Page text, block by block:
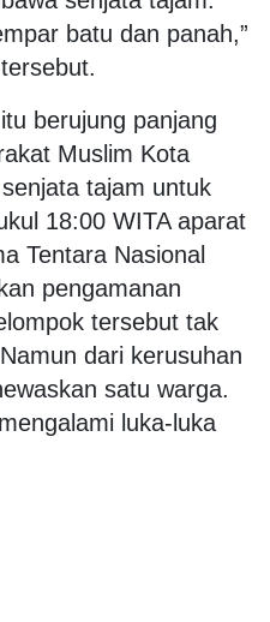
batu dan panah,”
berujung panjang
Muslim Kota
tajam untuk
18:00 WITA aparat
Tentara Nasional
pengamanan
tersebut tak
dari kerusuhan
satu warga.
luka-luka